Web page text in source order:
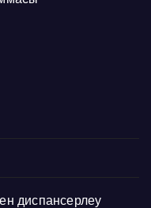
диспансерлеу